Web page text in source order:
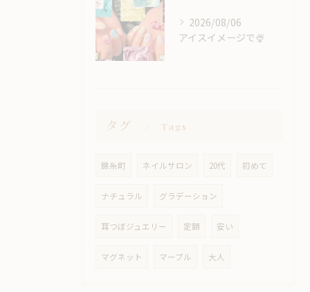
2026/08/06
アイスイメージで🍨
タグ Tags
錦糸町 ネイルサロン 20代 初めて
ナチュラル グラデーション
耳つぼジュエリー 定額 安い
マグネット マーブル 大人